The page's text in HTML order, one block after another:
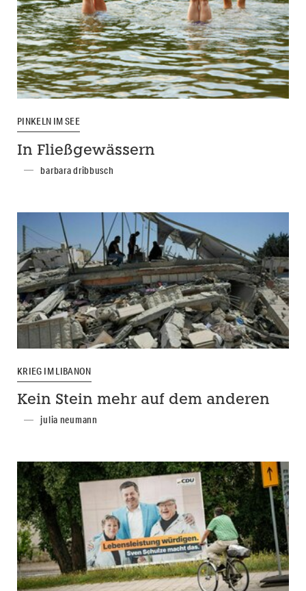
PINKELN IM SEE
In Fließgewässern
barbara dribbusch
KRIEG IM LIBANON
Kein Stein mehr auf dem anderen
julia neumann